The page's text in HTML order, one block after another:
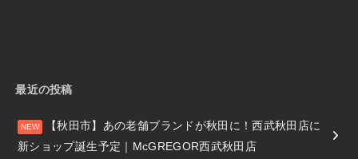
最近の投稿
【秋田市】あの老舗ブランドが秋田に！西武秋田店に
新ショップ誕生予定｜McGREGOR西武秋田店